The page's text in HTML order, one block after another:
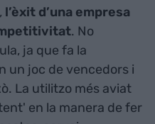
l’èxit d’una empresa
. No
ja que fa la
un joc de vencedors i
La utilitzo més aviat
en la manera de fer